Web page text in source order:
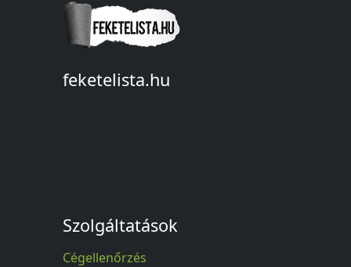
feketelista.hu
Szolgáltatások
Cégellenőrzés